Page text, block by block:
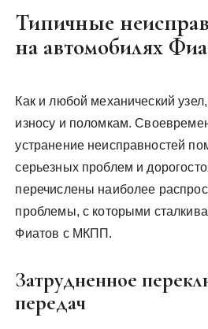
Типичные
на автомобилях
Как и любой механический
износу и поломкам.
устранение неисправностей
серьезных проблем и
перечислены наиболее
проблемы, с которыми
Фиатов с МКПП.
Затрудненное
передач